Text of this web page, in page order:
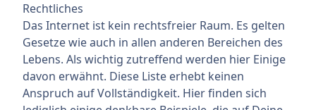
Rechtliches
Das Internet ist kein rechtsfreier Raum. Es gelten
Gesetze wie auch in allen anderen Bereichen des
Lebens. Als wichtig zutreffend werden hier Einige
davon erwähnt. Diese Liste erhebt keinen
Anspruch auf Vollständigkeit. Hier finden sich